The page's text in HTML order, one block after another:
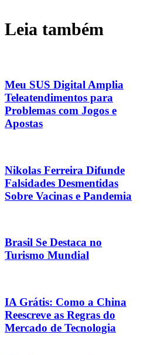
Leia também
Meu SUS Digital Amplia
Teleatendimentos para
Problemas com Jogos e
Apostas
Nikolas Ferreira Difunde
Falsidades Desmentidas
Sobre Vacinas e Pandemia
Brasil Se Destaca no
Turismo Mundial
IA Grátis: Como a China
Reescreve as Regras do
Mercado de Tecnologia